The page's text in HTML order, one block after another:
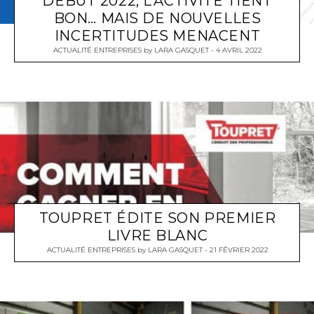
BON… MAIS DE NOUVELLES
INCERTITUDES MENACENT
ACTUALITÉ ENTREPRISESby LARA GASQUET 4 AVRIL 2022
TOUPRET ÉDITE SON PREMIER
LIVRE BLANC
ACTUALITÉ ENTREPRISESby LARA GASQUET 21 FÉVRIER 2022